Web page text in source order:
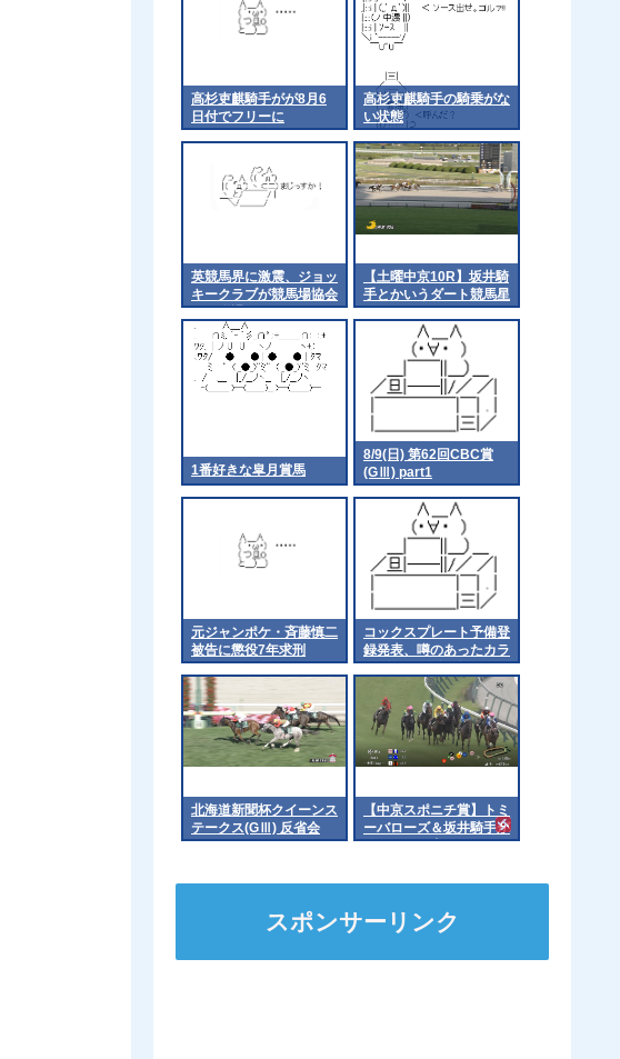
高杉吏麒騎手がが8月6
日付でフリーに
高杉吏麒騎手の騎乗がな
い状態
英競馬界に激震、ジョッ
キークラブが競馬場協会
から脱退
【土曜中京10R】坂井騎
手とかいうダート競馬星
人
1番好きな皐月賞馬
8/9(日) 第62回CBC賞
(GⅢ) part1
元ジャンポケ・斉藤慎二
被告に懲役7年求刑
コックスプレート予備登
録発表、噂のあったカラ
ンダガンは登録無しで再
来日の可能性高まる
北海道新聞杯クイーンス
テークス(GⅢ) 反省会
【中京スポニチ賞】トミ
ーバローズ＆坂井騎手が
ｷﾀ━━━━(ﾟ
スポンサーリンク